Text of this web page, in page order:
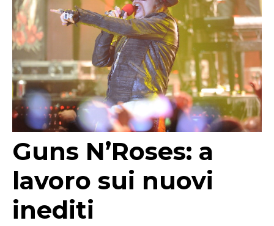
Guns N’Roses: a
lavoro sui nuovi
inediti